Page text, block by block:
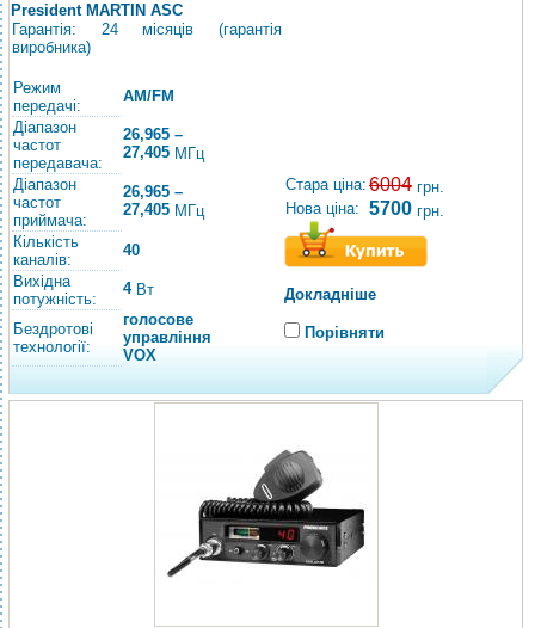
President MARTIN ASC
Гарантія: 24 місяців (гарантія
виробника)
Режим
передачі:
AM/FM
Діапазон
частот
передавача:
26,965 –
27,405 МГц
Діапазон
частот
приймача:
26,965 –
27,405 МГц
Кількість
каналів:
40
Вихідна
потужність:
4Вт
Бездротові
технології:
голосове
управління
VOX
Стара ціна: 6004 грн.
Нова ціна: 5700 грн.
Докладніше
Порівняти